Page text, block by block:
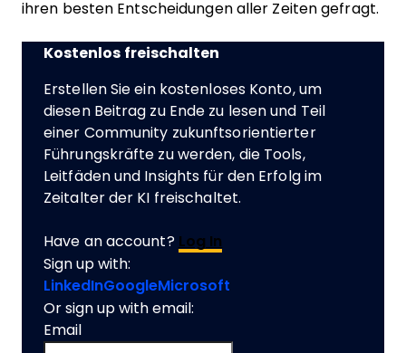
ihren besten Entscheidungen aller Zeiten gefragt.
Kostenlos freischalten
Erstellen Sie ein kostenloses Konto, um
diesen Beitrag zu Ende zu lesen und Teil
einer Community zukunftsorientierter
Führungskräfte zu werden, die Tools,
Leitfäden und Insights für den Erfolg im
Zeitalter der KI freischaltet.
Have an account? Log In
Sign up with:
LinkedInGoogleMicrosoft
Or sign up with email:
Email